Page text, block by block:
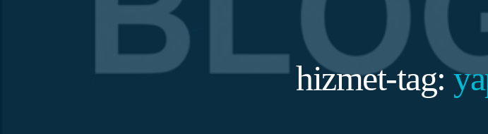
hizmet-tag: